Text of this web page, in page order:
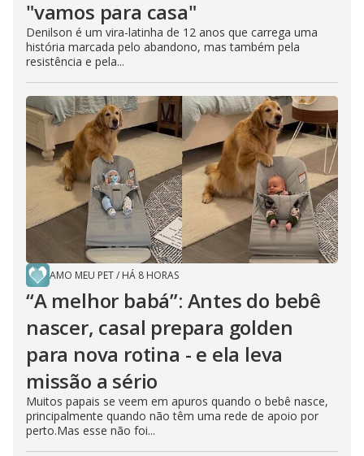
"vamos para casa"
Denilson é um vira-latinha de 12 anos que carrega uma
história marcada pelo abandono, mas também pela
resistência e pela...
AMO MEU PET/ HÁ 8 HORAS
“A melhor babá”: Antes do bebê
nascer, casal prepara golden
para nova rotina - e ela leva
missão a sério
Muitos papais se veem em apuros quando o bebê nasce,
principalmente quando não têm uma rede de apoio por
perto.Mas esse não foi...